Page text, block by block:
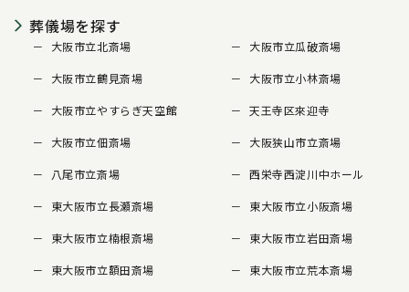
葬儀場を探す
大阪市立北斎場 大阪市立瓜破斎場
大阪市立鶴見斎場 大阪市立小林斎場
大阪市立やすらぎ天空館 天王寺区來迎寺
大阪市立佃斎場 大阪狭山市立斎場
八尾市立斎場 西栄寺西淀川中ホール
東大阪市立長瀬斎場 東大阪市立小阪斎場
東大阪市立楠根斎場 東大阪市立岩田斎場
東大阪市立額田斎場 東大阪市立荒本斎場